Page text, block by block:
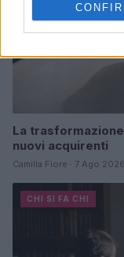
La
nuovi acquirenti
Camilla Fiore · 7 Ago 2026
CHI SI FA CHI